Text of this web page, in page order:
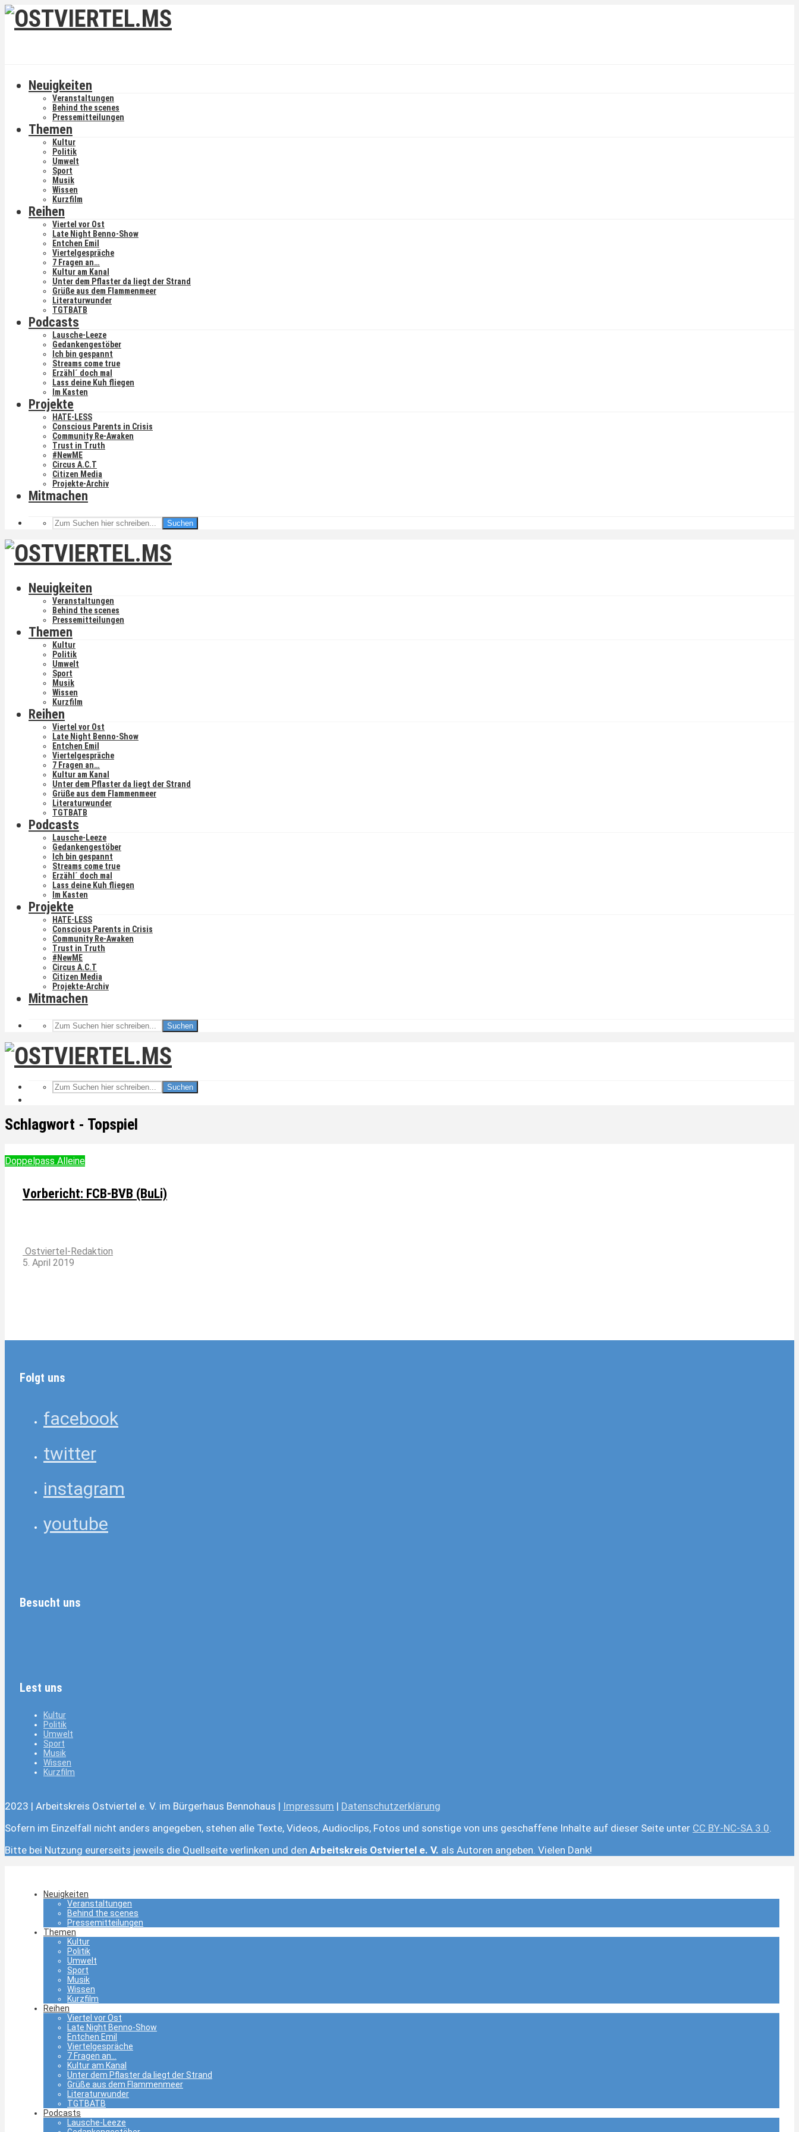
Neuigkeiten
Veranstaltungen
Behind the scenes
Pressemitteilungen
Themen
Kultur
Politik
Umwelt
Sport
Musik
Wissen
Kurzfilm
Reihen
Viertel vor Ost
Late Night Benno-Show
Entchen Emil
Viertelgespräche
7 Fragen an…
Kultur am Kanal
Unter dem Pflaster da liegt der Strand
Grüße aus dem Flammenmeer
Literaturwunder
TGTBATB
Podcasts
Lausche-Leeze
Gedankengestöber
Ich bin gespannt
Streams come true
Erzähl´ doch mal
Lass deine Kuh fliegen
Im Kasten
Projekte
HATE-LESS
Conscious Parents in Crisis
Community Re-Awaken
Trust in Truth
#NewME
Circus A.C.T
Citizen Media
Projekte-Archiv
Mitmachen
Suchen
Neuigkeiten
Veranstaltungen
Behind the scenes
Pressemitteilungen
Themen
Kultur
Politik
Umwelt
Sport
Musik
Wissen
Kurzfilm
Reihen
Viertel vor Ost
Late Night Benno-Show
Entchen Emil
Viertelgespräche
7 Fragen an…
Kultur am Kanal
Unter dem Pflaster da liegt der Strand
Grüße aus dem Flammenmeer
Literaturwunder
TGTBATB
Podcasts
Lausche-Leeze
Gedankengestöber
Ich bin gespannt
Streams come true
Erzähl´ doch mal
Lass deine Kuh fliegen
Im Kasten
Projekte
HATE-LESS
Conscious Parents in Crisis
Community Re-Awaken
Trust in Truth
#NewME
Circus A.C.T
Citizen Media
Projekte-Archiv
Mitmachen
Suchen
Suchen
Schlagwort - Topspiel
Doppelpass Alleine
Vorbericht: FCB-BVB (BuLi)
Ostviertel-Redaktion
5. April 2019
Folgt uns
facebook
twitter
instagram
youtube
Besucht uns
Lest uns
Kultur
Politik
Umwelt
Sport
Musik
Wissen
Kurzfilm
2023 | Arbeitskreis Ostviertel e. V. im Bürgerhaus Bennohaus | Impressum | Datenschutzerklärung
Sofern im Einzelfall nicht anders angegeben, stehen alle Texte, Videos, Audioclips, Fotos und sonstige von uns geschaffene Inhalte auf dieser Seite unter CC BY-NC-SA 3.0.
Bitte bei Nutzung eurerseits jeweils die Quellseite verlinken und den Arbeitskreis Ostviertel e. V. als Autoren angeben. Vielen Dank!
Neuigkeiten
Veranstaltungen
Behind the scenes
Pressemitteilungen
Themen
Kultur
Politik
Umwelt
Sport
Musik
Wissen
Kurzfilm
Reihen
Viertel vor Ost
Late Night Benno-Show
Entchen Emil
Viertelgespräche
7 Fragen an…
Kultur am Kanal
Unter dem Pflaster da liegt der Strand
Grüße aus dem Flammenmeer
Literaturwunder
TGTBATB
Podcasts
Lausche-Leeze